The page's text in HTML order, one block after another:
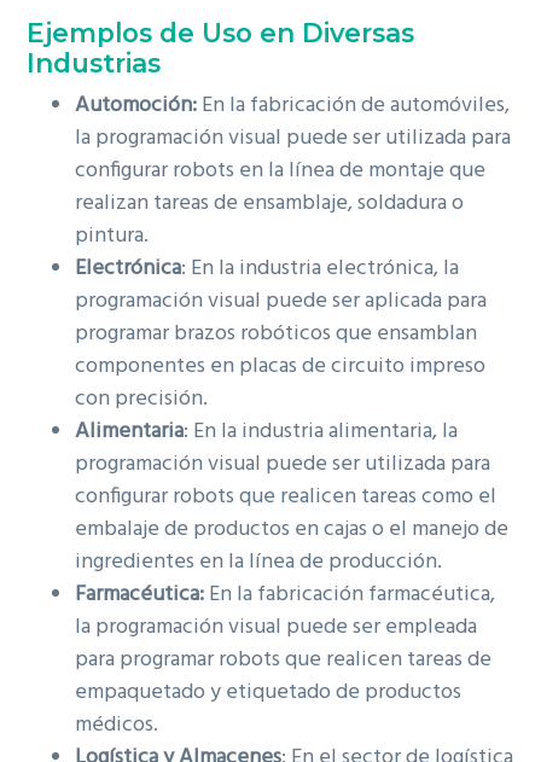
Ejemplos de Uso en Diversas
Industrias
Automoción:En la fabricación de automóviles,
la programación visual puede ser utilizada para
configurar robots en la línea de montaje que
realizan tareas de ensamblaje, soldadura o
pintura.
Electrónica: En la industria electrónica, la
programación visual puede ser aplicada para
programar brazos robóticos que ensamblan
componentes en placas de circuito impreso
con precisión.
Alimentaria: En la industria alimentaria, la
programación visual puede ser utilizada para
configurar robots que realicen tareas como el
embalaje de productos en cajas o el manejo de
ingredientes en la línea de producción.
Farmacéutica:En la fabricación farmacéutica,
la programación visual puede ser empleada
para programar robots que realicen tareas de
empaquetado y etiquetado de productos
médicos.